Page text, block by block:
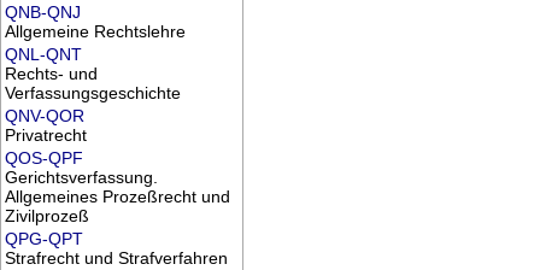
QNB-QNJ
Allgemeine Rechtslehre
QNL-QNT
Rechts- und
Verfassungsgeschichte
QNV-QOR
Privatrecht
QOS-QPF
Gerichtsverfassung.
Allgemeines Prozeßrecht und
Zivilprozeß
QPG-QPT
Strafrecht und Strafverfahren